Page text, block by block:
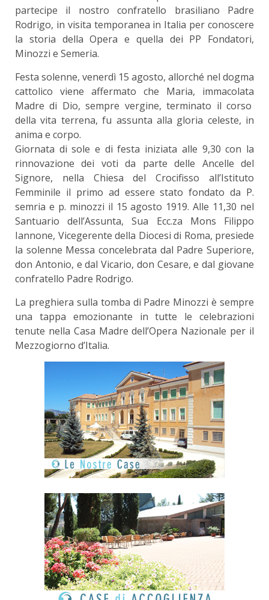
partecipe il nostro confratello brasiliano Padre
Rodrigo, in visita temporanea in Italia per conoscere
la storia della Opera e quella dei PP Fondatori,
Minozzi e Semeria.
Festa solenne, venerdì 15 agosto, allorché nel dogma
cattolico viene affermato che Maria, immacolata
Madre di Dio, sempre vergine, terminato il corso
della vita terrena, fu assunta alla gloria celeste, in
anima e corpo.
Giornata di sole e di festa iniziata alle 9,30 con la
rinnovazione dei voti da parte delle Ancelle del
Signore, nella Chiesa del Crocifisso all’Istituto
Femminile il primo ad essere stato fondato da P.
semria e p. minozzi il 15 agosto 1919. Alle 11,30 nel
Santuario dell’Assunta, Sua Ecc.za Mons Filippo
Iannone, Vicegerente della Diocesi di Roma, presiede
la solenne Messa concelebrata dal Padre Superiore,
don Antonio, e dal Vicario, don Cesare, e dal giovane
confratello Padre Rodrigo.
La preghiera sulla tomba di Padre Minozzi è sempre
una tappa emozionante in tutte le celebrazioni
tenute nella Casa Madre dell’Opera Nazionale per il
Mezzogiorno d’Italia.